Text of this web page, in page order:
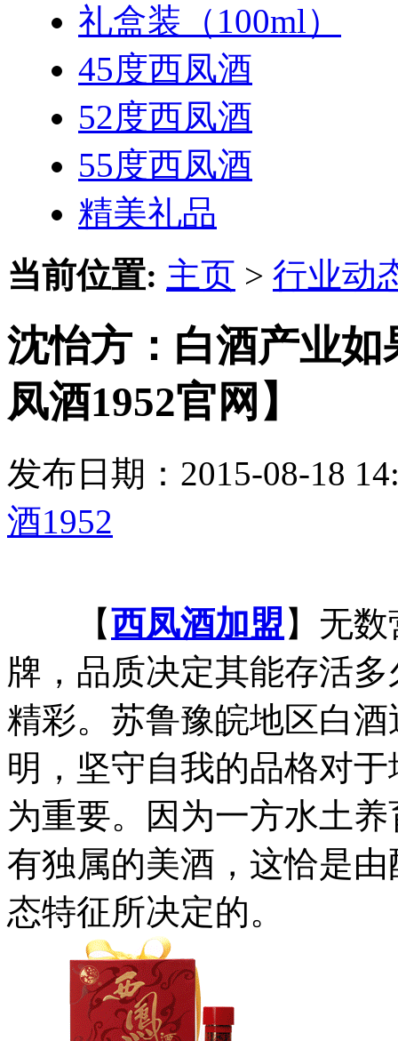
礼盒装（100ml）
45度西凤酒
52度西凤酒
55度西凤酒
精美礼品
当前位置: 主页 > 行业动
沈怡方：白酒产业
凤酒1952官网】
发布日期：2015-08-18
酒1952
【西凤酒加盟 】无
牌，品质决定其能存活
精彩。苏鲁豫皖地区白
明，坚守自我的品格对
为重要。因为一方水土
有独属的美酒，这恰是
态特征所决定的。